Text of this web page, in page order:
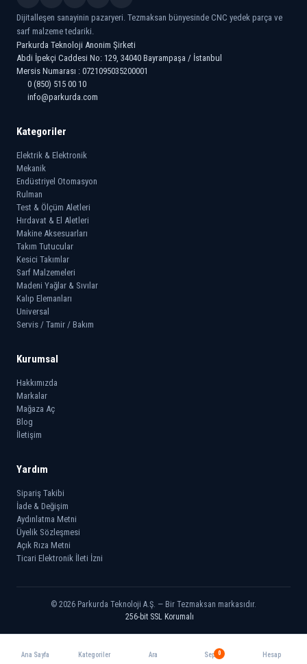
Dijitalleşen sanayinin pazaryeri. Tezmaksan bünyesinde CNC yedek parça ve
sarf malzeme tedariki.
Parkurda Teknoloji Anonim Şirketi
Abdi İpekçi Caddesi No: 129, 34040 Bayrampaşa / İstanbul
Mersis Numarası : 0721095035200001
0 (850) 515 00 10
info@parkurda.com
Kategoriler
Elektrik & Elektronik
Mekanik
Endüstriyel Otomasyon
Rulman
Test & Ölçüm Aletleri
Hırdavat & El Aletleri
Makine Aksesuarları
Takım Tutucular
Kesici Takımlar
Sarf Malzemeleri
Madeni Yağlar & Sıvılar
Kalıp Elemanları
Universal
Servis / Tamir / Bakım
Kurumsal
Hakkımızda
Markalar
Mağaza Aç
Blog
İletişim
Yardım
Sipariş Takibi
İade & Değişim
Aydınlatma Metni
Üyelik Sözleşmesi
Açık Rıza Metni
Ticari Elektronik İleti İzni
© 2026 Parkurda Teknoloji A.Ş. — Bir Tezmaksan markasıdır.
256-bit SSL Korumalı
Ana Sayfa Kategoriler Ara 0
Sepet Hesap